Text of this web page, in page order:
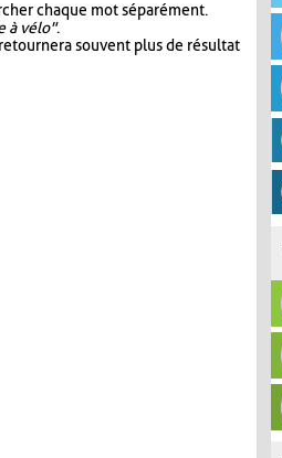
chaque mot séparément.
à vélo".
souvent plus de résultat